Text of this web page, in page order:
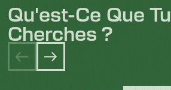
Qu'est-Ce Que Tu
Cherches ?